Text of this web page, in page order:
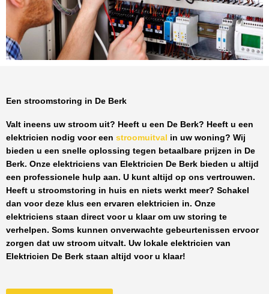
Een stroomstoring in De Berk
Valt ineens uw stroom uit? Heeft u een De Berk? Heeft u een
elektricien nodig voor een stroomuitval in uw woning? Wij
bieden u een snelle oplossing tegen betaalbare prijzen in De
Berk. Onze elektriciens van Elektricien De Berk bieden u altijd
een professionele hulp aan. U kunt altijd op ons vertrouwen.
Heeft u stroomstoring in huis en niets werkt meer? Schakel
dan voor deze klus een ervaren elektricien in. Onze
elektriciens staan direct voor u klaar om uw storing te
verhelpen. Soms kunnen onverwachte gebeurtenissen ervoor
zorgen dat uw stroom uitvalt. Uw lokale elektricien van
Elektricien De Berk staan altijd voor u klaar!